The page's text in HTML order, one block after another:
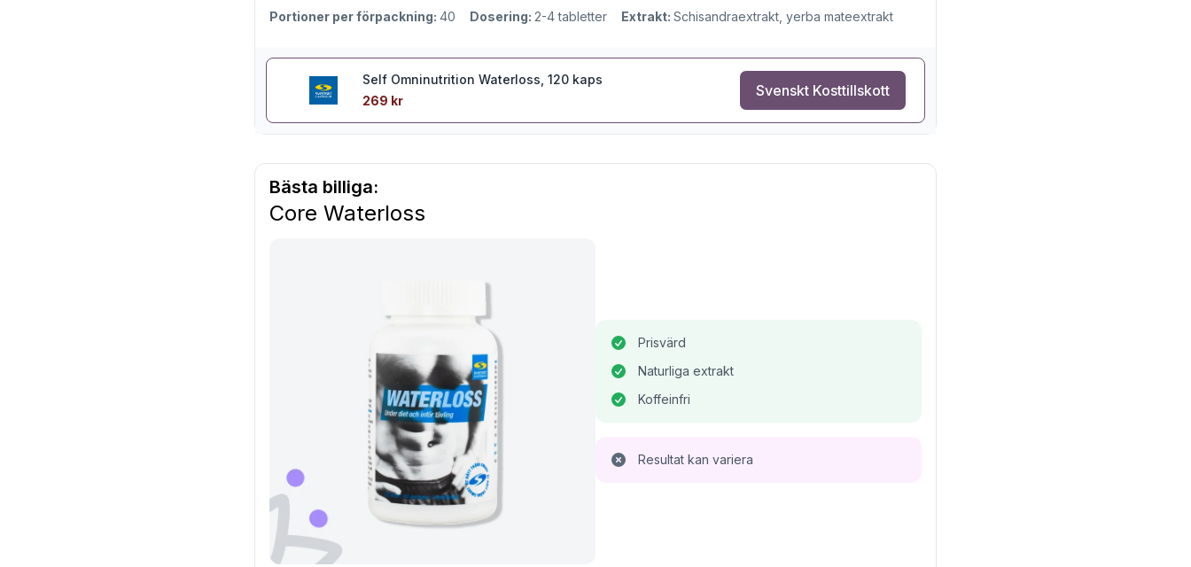
Portioner per förpackning: 40 Dosering: 2-4 tabletter Extrakt: Schisandraextrakt, yerba mateextrakt
Self Omninutrition Waterloss, 120 kaps
269 kr
Svenskt Kosttillskott
Bästa billiga:
Core Waterloss
Prisvärd
Naturliga extrakt
Koffeinfri
Resultat kan variera